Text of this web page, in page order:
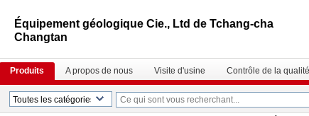
Équipement géologique Cie., Ltd de Tchang-cha
Changtan
Produits A propos de nous Visite d'usine Contrôle de la qualité